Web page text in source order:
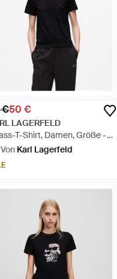
€50 €
LAGERFELD
T-Shirt, Damen, Größe -
Von Karl Lagerfeld